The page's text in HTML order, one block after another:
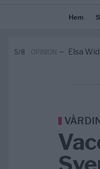
Hem
5/8 OPINION — Elsa